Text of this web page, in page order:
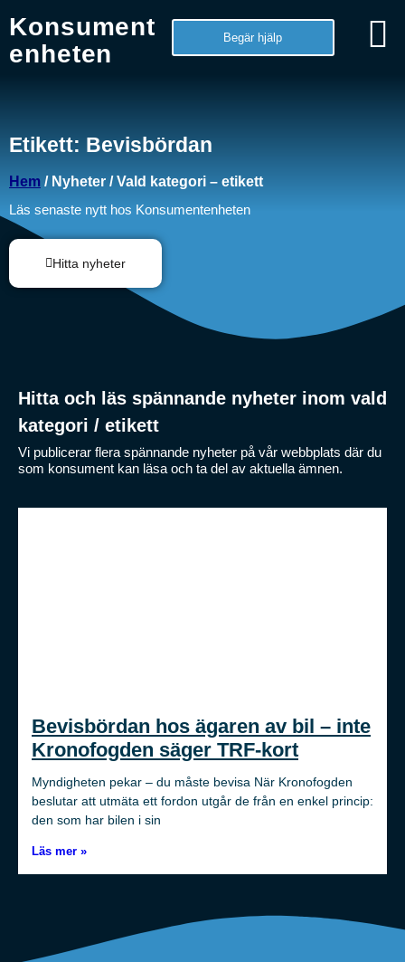
Konsument
enheten
Begär hjälp
Etikett: Bevisbördan
Hem / Nyheter / Vald kategori – etikett
Läs senaste nytt hos Konsumentenheten
Hitta nyheter
Hitta och läs spännande nyheter inom vald
kategori / etikett
Vi publicerar flera spännande nyheter på vår webbplats där du
som konsument kan läsa och ta del av aktuella ämnen.
Bevisbördan hos ägaren av bil – inte
Kronofogden säger TRF-kort
Myndigheten pekar – du måste bevisa När Kronofogden
beslutar att utmäta ett fordon utgår de från en enkel princip:
den som har bilen i sin
Läs mer »